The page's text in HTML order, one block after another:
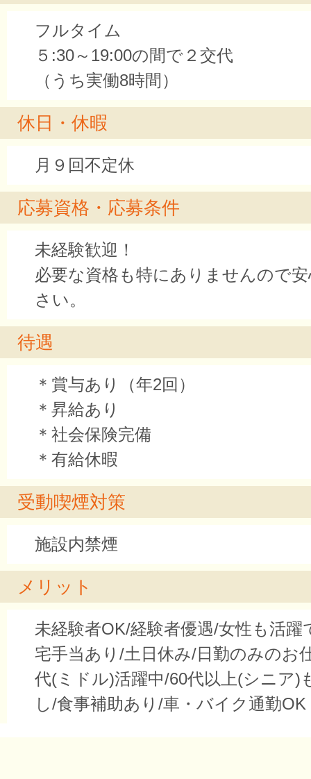
フルタイム
５:30～19:00の間で２交代
（うち実働8時間）
休日・休暇
月９回不定休
応募資格・応募条件
未経験歓迎！
必要な資格も特にありませんので
さい。
待遇
＊賞与あり（年2回）
＊昇給あり
＊社会保険完備
＊有給休暇
受動喫煙対策
施設内禁煙
メリット
未経験者OK/経験者優遇/女性も活躍
宅手当あり/土日休み/日勤のみのお
代(ミドル)活躍中/60代以上(シニア)
し/食事補助あり/車・バイク通勤OK